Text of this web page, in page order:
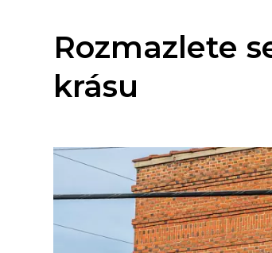
Rozmazlete
krásu